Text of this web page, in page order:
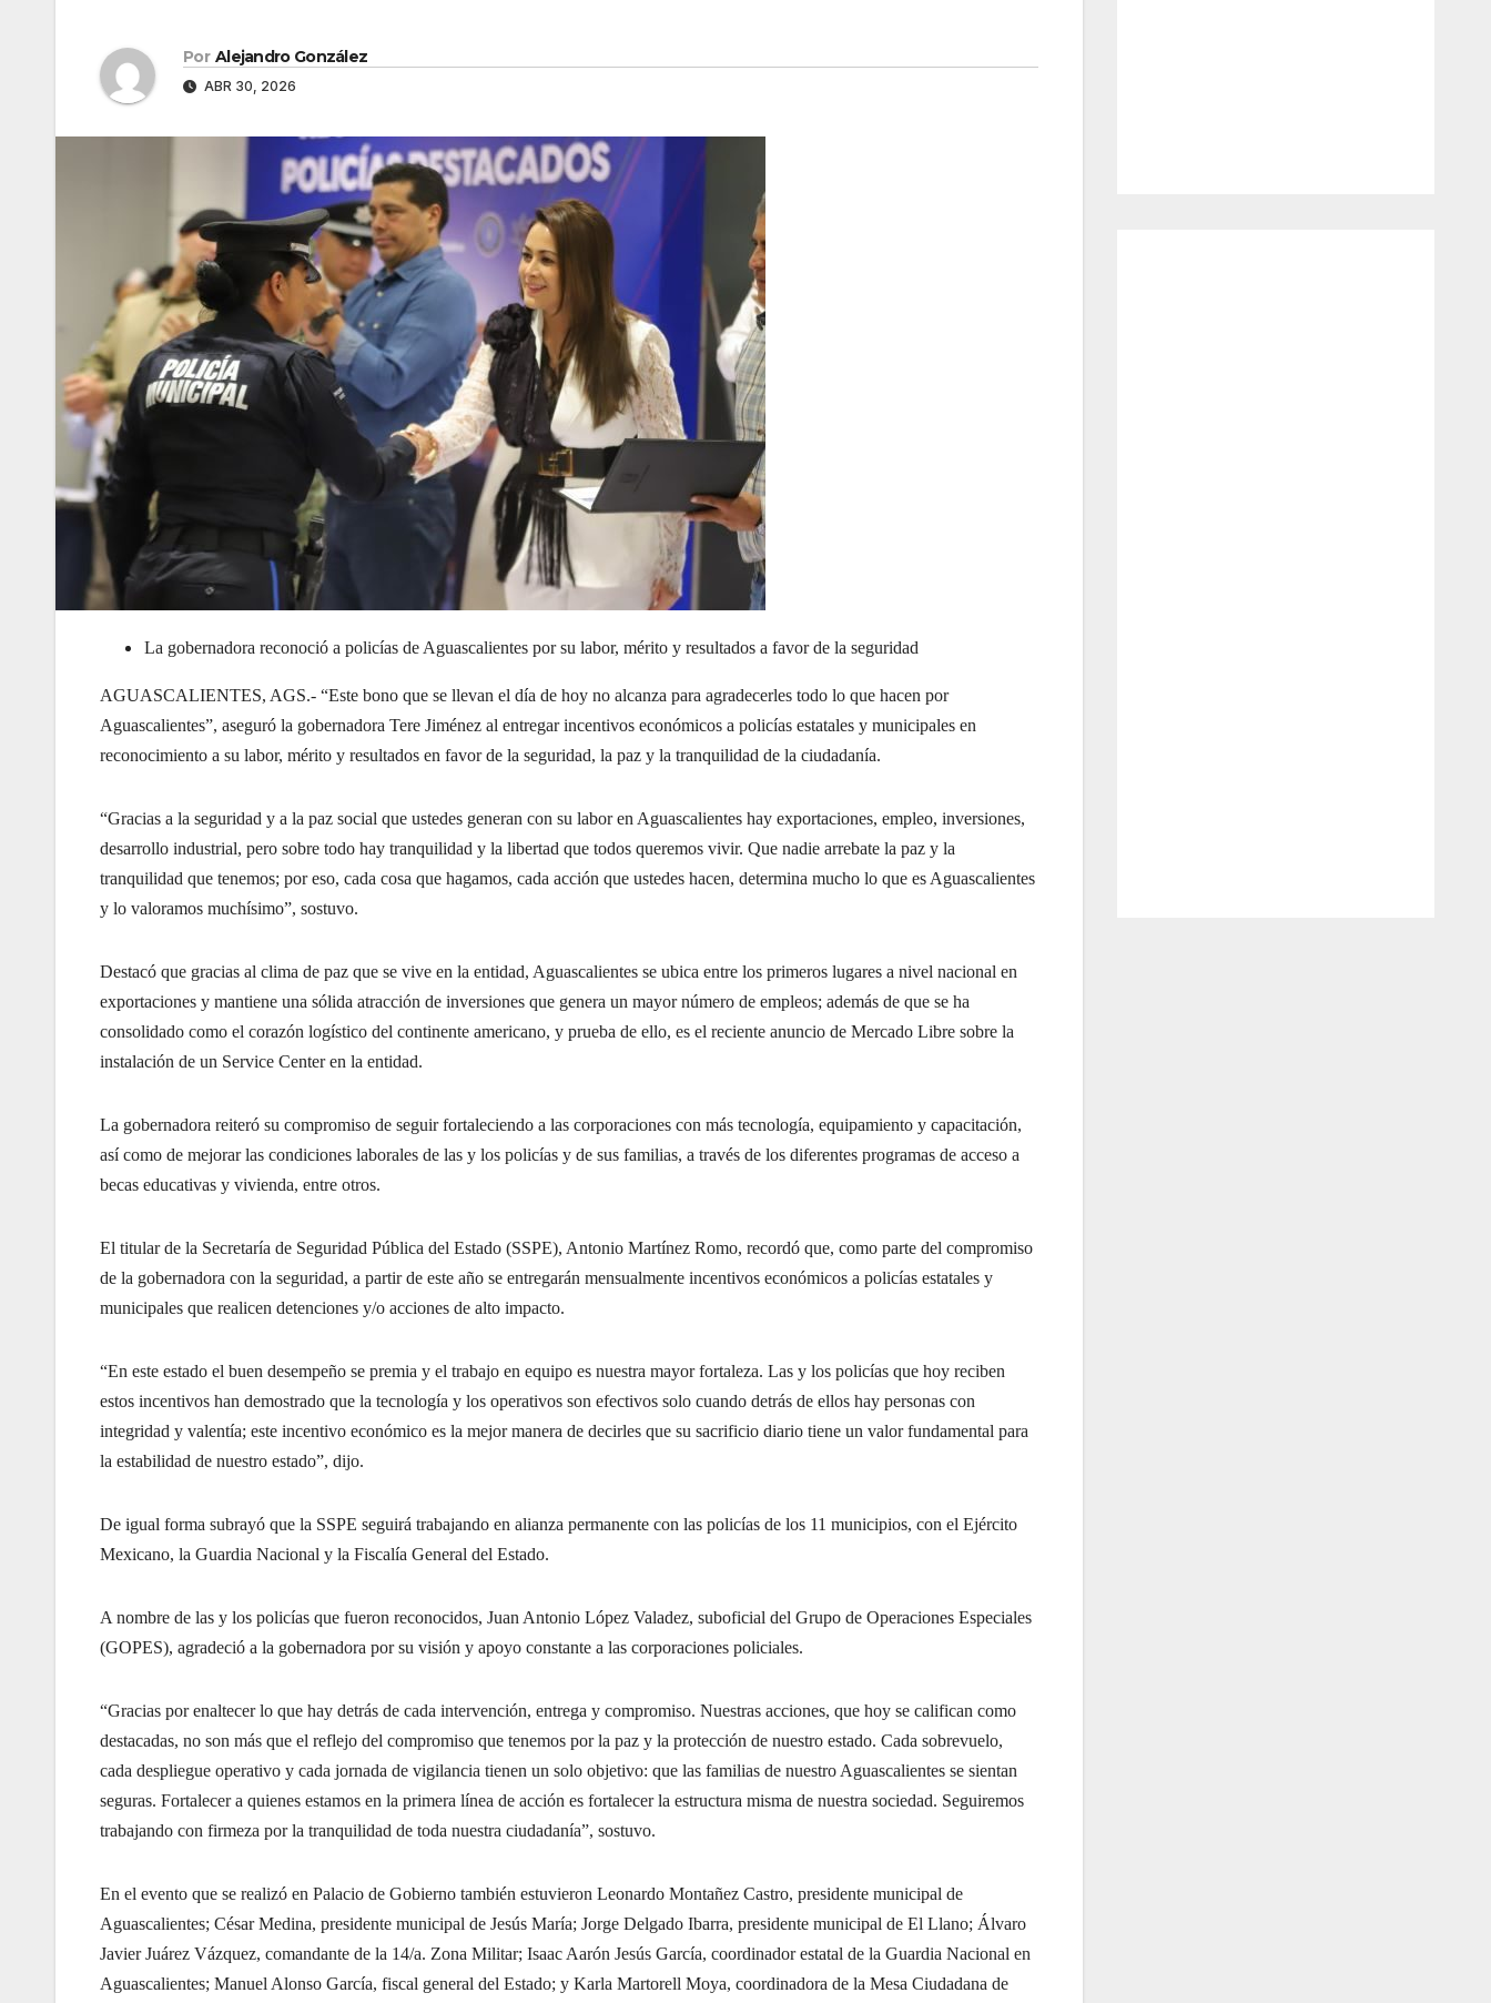
Por Alejandro González
ABR 30, 2026
La gobernadora reconoció a policías de Aguascalientes por su labor, mérito y resultados a favor de la seguridad
AGUASCALIENTES, AGS.- “Este bono que se llevan el día de hoy no alcanza para agradecerles todo lo que hacen por
Aguascalientes”, aseguró la gobernadora Tere Jiménez al entregar incentivos económicos a policías estatales y municipales en
reconocimiento a su labor, mérito y resultados en favor de la seguridad, la paz y la tranquilidad de la ciudadanía.
“Gracias a la seguridad y a la paz social que ustedes generan con su labor en Aguascalientes hay exportaciones, empleo, inversiones,
desarrollo industrial, pero sobre todo hay tranquilidad y la libertad que todos queremos vivir. Que nadie arrebate la paz y la
tranquilidad que tenemos; por eso, cada cosa que hagamos, cada acción que ustedes hacen, determina mucho lo que es Aguascalientes
y lo valoramos muchísimo”, sostuvo.
Destacó que gracias al clima de paz que se vive en la entidad, Aguascalientes se ubica entre los primeros lugares a nivel nacional en
exportaciones y mantiene una sólida atracción de inversiones que genera un mayor número de empleos; además de que se ha
consolidado como el corazón logístico del continente americano, y prueba de ello, es el reciente anuncio de Mercado Libre sobre la
instalación de un Service Center en la entidad.
La gobernadora reiteró su compromiso de seguir fortaleciendo a las corporaciones con más tecnología, equipamiento y capacitación,
así como de mejorar las condiciones laborales de las y los policías y de sus familias, a través de los diferentes programas de acceso a
becas educativas y vivienda, entre otros.
El titular de la Secretaría de Seguridad Pública del Estado (SSPE), Antonio Martínez Romo, recordó que, como parte del compromiso
de la gobernadora con la seguridad, a partir de este año se entregarán mensualmente incentivos económicos a policías estatales y
municipales que realicen detenciones y/o acciones de alto impacto.
“En este estado el buen desempeño se premia y el trabajo en equipo es nuestra mayor fortaleza. Las y los policías que hoy reciben
estos incentivos han demostrado que la tecnología y los operativos son efectivos solo cuando detrás de ellos hay personas con
integridad y valentía; este incentivo económico es la mejor manera de decirles que su sacrificio diario tiene un valor fundamental para
la estabilidad de nuestro estado”, dijo.
De igual forma subrayó que la SSPE seguirá trabajando en alianza permanente con las policías de los 11 municipios, con el Ejército
Mexicano, la Guardia Nacional y la Fiscalía General del Estado.
A nombre de las y los policías que fueron reconocidos, Juan Antonio López Valadez, suboficial del Grupo de Operaciones Especiales
(GOPES), agradeció a la gobernadora por su visión y apoyo constante a las corporaciones policiales.
“Gracias por enaltecer lo que hay detrás de cada intervención, entrega y compromiso. Nuestras acciones, que hoy se califican como
destacadas, no son más que el reflejo del compromiso que tenemos por la paz y la protección de nuestro estado. Cada sobrevuelo,
cada despliegue operativo y cada jornada de vigilancia tienen un solo objetivo: que las familias de nuestro Aguascalientes se sientan
seguras. Fortalecer a quienes estamos en la primera línea de acción es fortalecer la estructura misma de nuestra sociedad. Seguiremos
trabajando con firmeza por la tranquilidad de toda nuestra ciudadanía”, sostuvo.
En el evento que se realizó en Palacio de Gobierno también estuvieron Leonardo Montañez Castro, presidente municipal de
Aguascalientes; César Medina, presidente municipal de Jesús María; Jorge Delgado Ibarra, presidente municipal de El Llano; Álvaro
Javier Juárez Vázquez, comandante de la 14/a. Zona Militar; Isaac Aarón Jesús García, coordinador estatal de la Guardia Nacional en
Aguascalientes; Manuel Alonso García, fiscal general del Estado; y Karla Martorell Moya, coordinadora de la Mesa Ciudadana de